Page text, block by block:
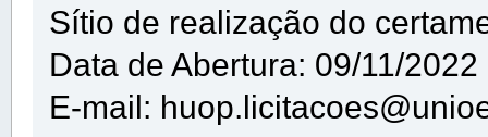
Sítio de realização do
Data de Abertura: 09/11/
E-mail: